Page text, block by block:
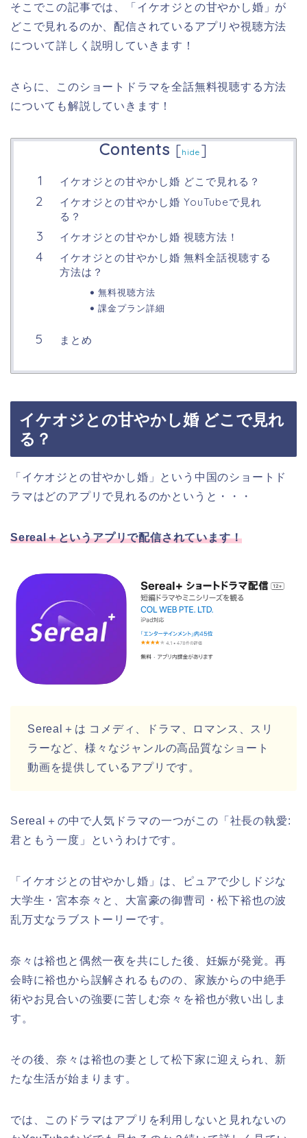
そこでこの記事では、「イケオジとの甘やかし婚」が
どこで見れるのか、配信されているアプリや視聴方法
について詳しく説明していきます！
さらに、このショートドラマを全話無料視聴する方法
についても解説していきます！
Contents [hide ]
イケオジとの甘やかし婚 どこで見れる？
イケオジとの甘やかし婚 YouTubeで見れ
る？
イケオジとの甘やかし婚 視聴方法！
イケオジとの甘やかし婚 無料全話視聴する
方法は？
無料視聴方法
課金プラン詳細
まとめ
イケオジとの甘やかし婚 どこで見れ
る？
「イケオジとの甘やかし婚」という中国のショートド
ラマはどのアプリで見れるのかというと・・・
Sereal＋というアプリで配信されています！
Sereal＋は コメディ、ドラマ、ロマンス、スリ
ラーなど、様々なジャンルの高品質なショート
動画を提供しているアプリです。
Sereal＋の中で人気ドラマの一つがこの「社長の執愛:
君ともう一度」というわけです。
「イケオジとの甘やかし婚」は、ピュアで少しドジな
大学生・宮本奈々と、大富豪の御曹司・松下裕也の波
乱万丈なラブストーリーです。
奈々は裕也と偶然一夜を共にした後、妊娠が発覚。再
会時に裕也から誤解されるものの、家族からの中絶手
術やお見合いの強要に苦しむ奈々を裕也が救い出しま
す。
その後、奈々は裕也の妻として松下家に迎えられ、新
たな生活が始まります。
では、このドラマはアプリを利用しないと見れないの